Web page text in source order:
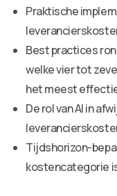
Praktische
Best practices
welke vier tot
het meest
De rol van AI in
Tijdshorizon-
kostencategorie